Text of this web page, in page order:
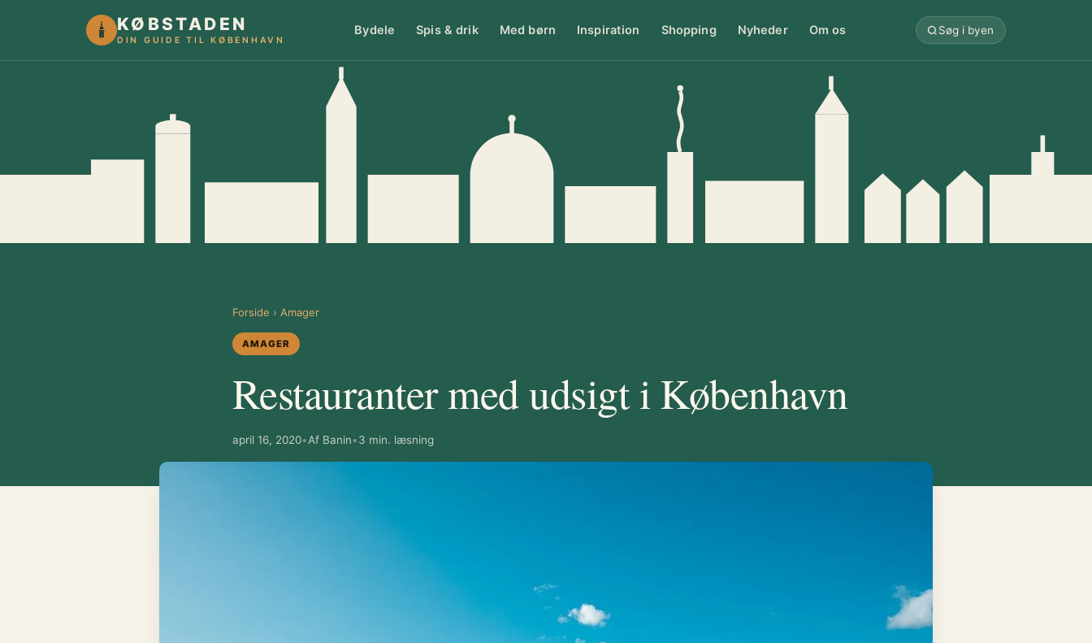
KØBSTADEN
DIN GUIDE TIL KØBENHAVN
Bydele Spis & drik Med børn Inspiration Shopping Nyheder Om os Søg i byen
Forside › Amager
AMAGER
Restauranter med udsigt i København
april 16, 2020•Af Banin•3 min. læsning